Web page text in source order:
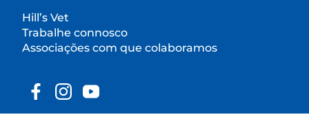
Hill’s Vet
Trabalhe connosco
Associações com que colaboramos